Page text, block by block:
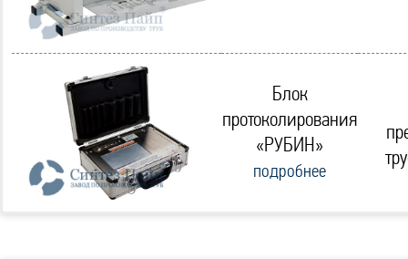
Блок
протоколирования
«РУБИН»
подробнее